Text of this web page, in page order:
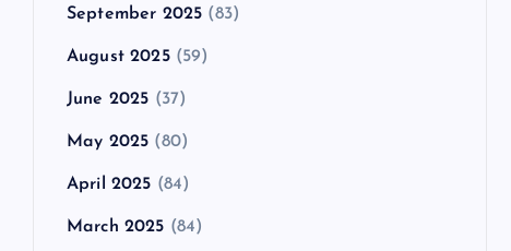
September 2025 (83)
August 2025(59)
June 2025 (37)
May 2025 (80)
April 2025 (84)
March 2025 (84)